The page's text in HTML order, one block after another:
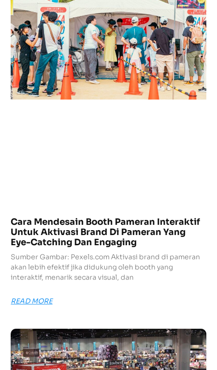
Cara Mendesain Booth Pameran Interaktif
Untuk Aktivasi Brand Di Pameran Yang
Eye-Catching Dan Engaging
Sumber Gambar: Pexels.com Aktivasi brand di pameran
akan lebih efektif jika didukung oleh booth yang
interaktif, menarik secara visual, dan
READ MORE